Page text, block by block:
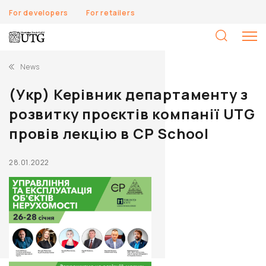
For developers For retailers
News
(Укр) Керівник департаменту з
розвитку проєктів компанії UTG
провів лекцію в CP School
28.01.2022